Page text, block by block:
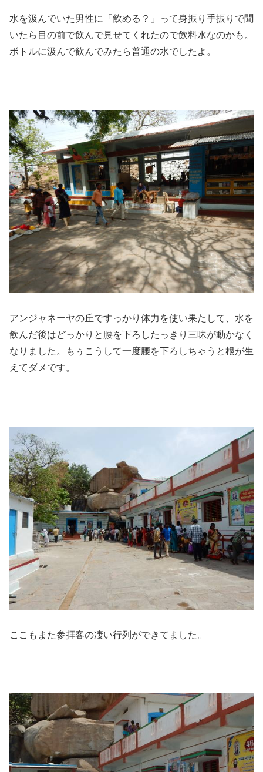
水を汲んでいた男性に「飲める？」って身振り手振りで聞
いたら目の前で飲んで見せてくれたので飲料水なのかも。
ボトルに汲んで飲んでみたら普通の水でしたよ。
アンジャネーヤの丘ですっかり体力を使い果たして、水を
飲んだ後はどっかりと腰を下ろしたっきり三昧が動かなく
なりました。もぅこうして一度腰を下ろしちゃうと根が生
えてダメです。
ここもまた参拝客の凄い行列ができてました。